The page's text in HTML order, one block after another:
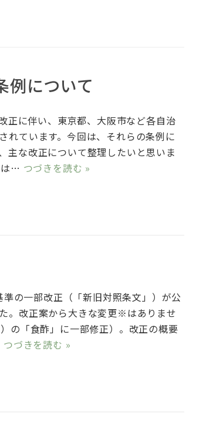
例について
正に伴い、東京都、大阪市など各自治
れています。今回は、それらの条例に
主な改正について整理したいと思いま
… つづきを読む »
の一部改正（「新旧対照条文」）が公
。改正案から大きな変更※はありませ
の「食酢」に一部修正）。改正の概要
つづきを読む »